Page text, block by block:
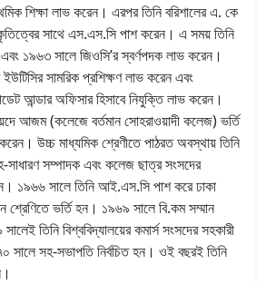
শিক্ষা লাভ করেন। এরপর তিনি বরিশালের এ. কে
সাথে এস.এস.সি পাশ করেন। এ সময় তিনি
১৯৬৩ সালে জিওসি’র স্বর্ণপদক লাভ করেন।
সামরিক প্রশিক্ষণ লাভ করেন এবং
আন্ডার অফিসার হিসাবে নিযুক্তি লাভ করেন।
আজম (কলেজে বর্তমান সোহরাওয়াদী কলেজ) ভর্তি
উচ্চ মাধ্যমিক শ্রেণীতে পাঠরত অবস্থায় তিনি
সাধারণ সম্পাদক এবং কলেজ ছাত্র সংসদের
১৯৬৬ সালে তিনি আই.এস.সি পাশ করে ঢাকা
শ্রেণিতে ভর্তি হন। ১৯৬৯ সালে বি.কম সম্মান
তিনি বিশ্ববিদ্যালয়ের কমার্স সংসদের সহকারী
সালে সহ-সভাপতি নির্বচিত হন। ওই বছরই তিনি